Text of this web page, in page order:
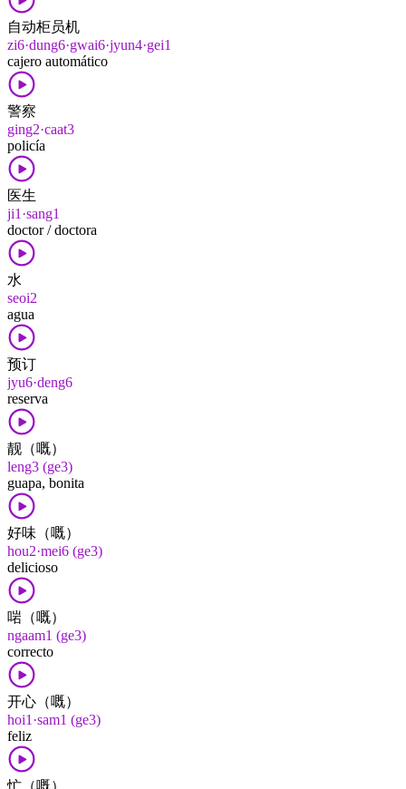
自动柜员机
zi6·dung6·gwai6·jyun4·gei1
cajero automático
警察
ging2·caat3
policía
医生
ji1·sang1
doctor / doctora
水
seoi2
agua
预订
jyu6·deng6
reserva
靓（嘅）
leng3 (ge3)
guapa, bonita
好味（嘅）
hou2·mei6 (ge3)
delicioso
啱（嘅）
ngaam1 (ge3)
correcto
开心（嘅）
hoi1·sam1 (ge3)
feliz
忙（嘅）